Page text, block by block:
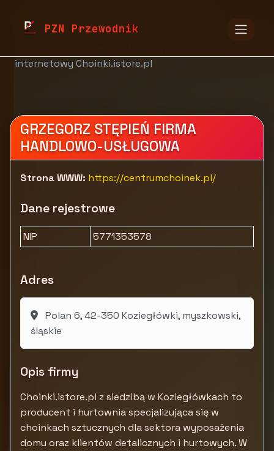
PZN Przewodnik
Tekstylia i pozostałe wyposażenie
internetowy Choinki.istore.pl
GRZEGORZ STĘPIEŃ FIRMA
HANDLOWO-USŁUGOWA
Strona WWW: https://centrumchoinek.pl/
Dane rejestrowe
NIP 5771353578
Adres
Polan 6, 42-350 Koziegłówki, myszkowski,
śląskie
Opis firmy
Choinki.istore.pl z siedzibą w Koziegłówkach to
producent i hurtownia specjalizująca się w
choinkach sztucznych dla sektora wyposażenia
domu oraz klientów detalicznych i hurtowych. W